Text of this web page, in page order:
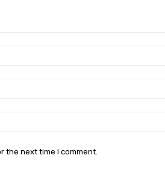
the next time I comment.